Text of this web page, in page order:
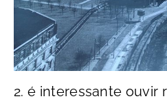
2. é interessante ouvir